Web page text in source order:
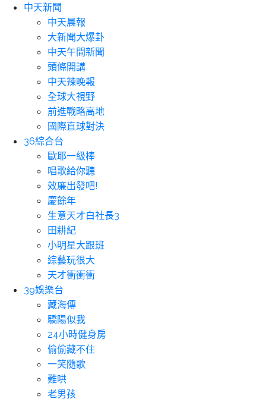
中天新聞
中天晨報
大新聞大爆卦
中天午間新聞
頭條開講
中天辣晚報
全球大視野
前進戰略高地
國際直球對決
36綜合台
歐耶一級棒
唱歌給你聽
效廉出發吧!
慶餘年
生意天才白社長3
田耕紀
小明星大跟班
綜藝玩很大
天才衝衝衝
39娛樂台
藏海傳
驕陽似我
24小時健身房
偷偷藏不住
一笑隨歌
難哄
老男孩